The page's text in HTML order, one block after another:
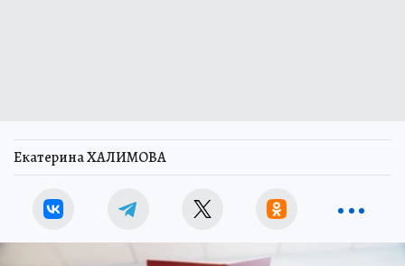
Екатерина ХАЛИМОВА